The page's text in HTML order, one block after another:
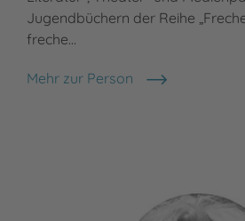
Jugendbüchern der Reihe
freche…
Mehr zur Person
Bianka Minte-König